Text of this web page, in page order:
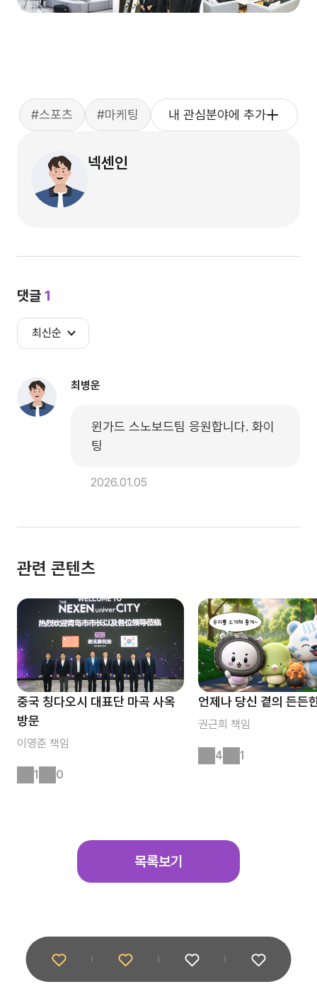
#스포츠 #마케팅 내 관심분야에 추가
넥센인
댓글 1
최신순
최병운
윈가드 스노보드팀 응원합니다. 화이
팅
2026.01.05
관련 콘텐츠
중국 칭다오시 대표단 마곡 사옥
방문
이영준 책임
1 0
언제나 당신 곁의 든든
권근희 책임
4 1
목록보기